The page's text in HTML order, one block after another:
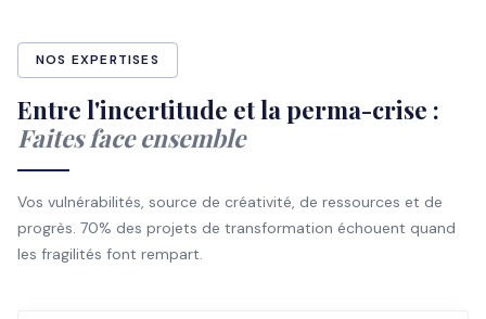
NOS EXPERTISES
Entre l'incertitude et la perma-crise :
Faites face ensemble
Vos vulnérabilités, source de créativité, de ressources et de
progrès. 70% des projets de transformation échouent quand
les fragilités font rempart.